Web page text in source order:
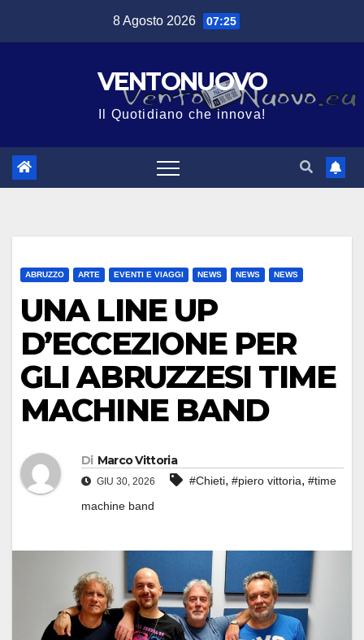
8 Agosto 2026 07:25
VENTONUOVO
Il Quotidiano che innova!
ABRUZZO ARTE EVENTI E VIAGGI NEWS NEWS NEWS
UNA LINE UP
D’ECCEZIONE PER
GLI ABRUZZESI TIME
MACHINE BAND
Di Marco Vittoria
GIU 30, 2026 #Chieti, #piero vittoria, #time
machine band